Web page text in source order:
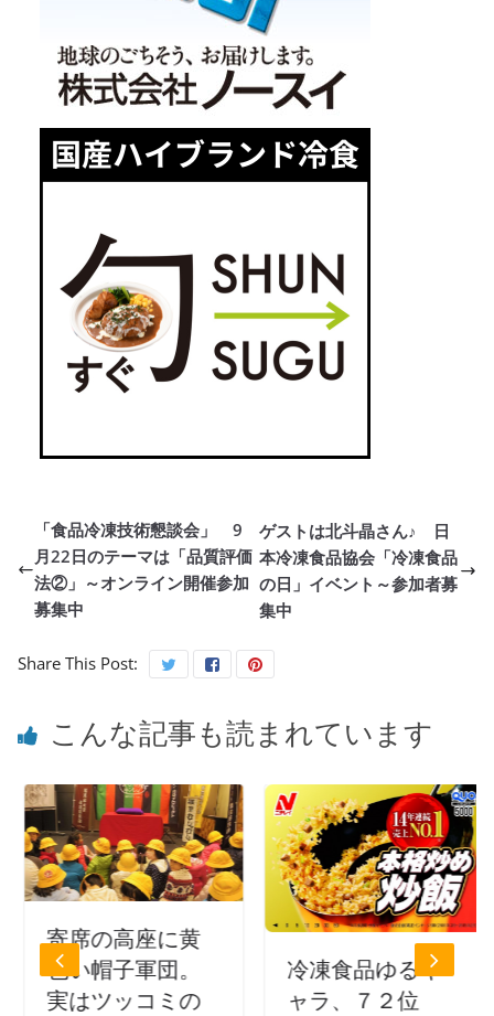
「食品冷凍技術懇談会」 9
月22日のテーマは「品質評価
法②」～オンライン開催参加
募集中
ゲストは北斗晶さん♪ 日
本冷凍食品協会「冷凍食品
の日」イベント～参加者募
集中
Share This Post:
こんな記事も読まれています
寄席の高座に黄
色い帽子軍団。
実はツッコミの
冷凍食品ゆるキ
ャラ、７２位